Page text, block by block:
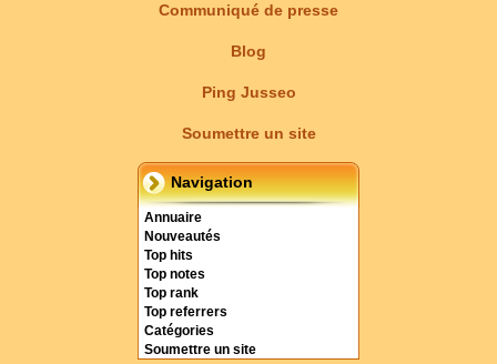
Communiqué de presse
Blog
Ping Jusseo
Soumettre un site
Navigation
Annuaire
Nouveautés
Top hits
Top notes
Top rank
Top referrers
Catégories
Soumettre un site